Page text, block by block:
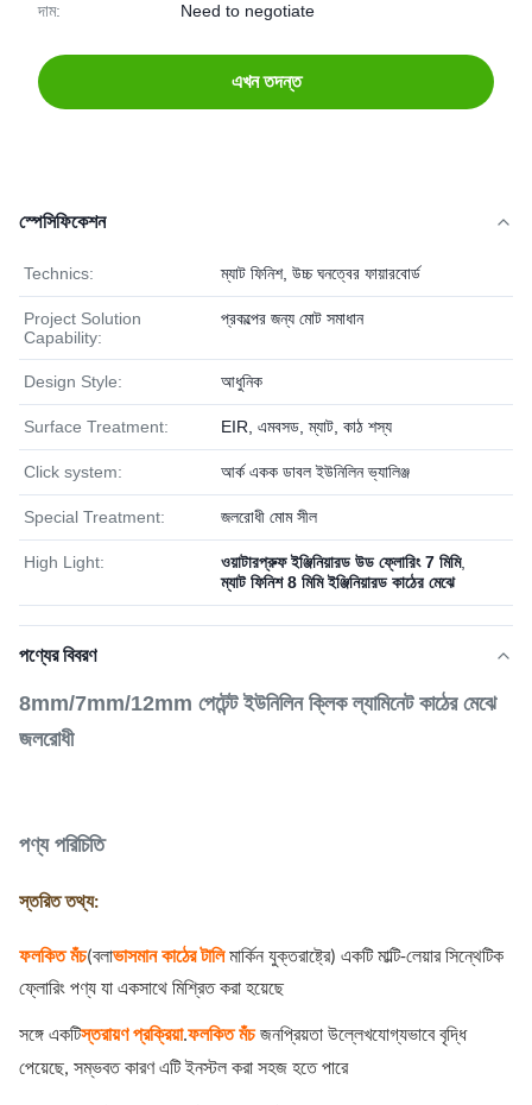
দাম: Need to negotiate
এখন তদন্ত
স্পেসিফিকেশন
Technics: ম্যাট ফিনিশ, উচ্চ ঘনত্বের ফায়ারবোর্ড
Project Solution
Capability:
প্রকল্পের জন্য মোট সমাধান
Design Style: আধুনিক
Surface Treatment: EIR, এমবসড, ম্যাট, কাঠ শস্য
Click system: আর্ক একক ডাবল ইউনিলিন ভ্যালিঞ্জ
Special Treatment: জলরোধী মোম সীল
High Light: ওয়াটারপ্রুফ ইঞ্জিনিয়ারড উড ফ্লোরিং 7 মিমি,
ম্যাট ফিনিশ 8 মিমি ইঞ্জিনিয়ারড কাঠের মেঝে
পণ্যের বিবরণ
8mm/7mm/12mm পেটেন্ট ইউনিলিন ক্লিক ল্যামিনেট কাঠের মেঝে
জলরোধী
পণ্য পরিচিতি
স্তরিত তথ্য:
ফলকিত মঁচ(বলাভাসমান কাঠের টালি মার্কিন যুক্তরাষ্ট্রে) একটি মাল্টি-লেয়ার সিন্থেটিক
ফ্লোরিং পণ্য যা একসাথে মিশ্রিত করা হয়েছে
সঙ্গে একটিস্তরায়ণ প্রক্রিয়া.ফলকিত মঁচ জনপ্রিয়তা উল্লেখযোগ্যভাবে বৃদ্ধি
পেয়েছে, সম্ভবত কারণ এটি ইনস্টল করা সহজ হতে পারে